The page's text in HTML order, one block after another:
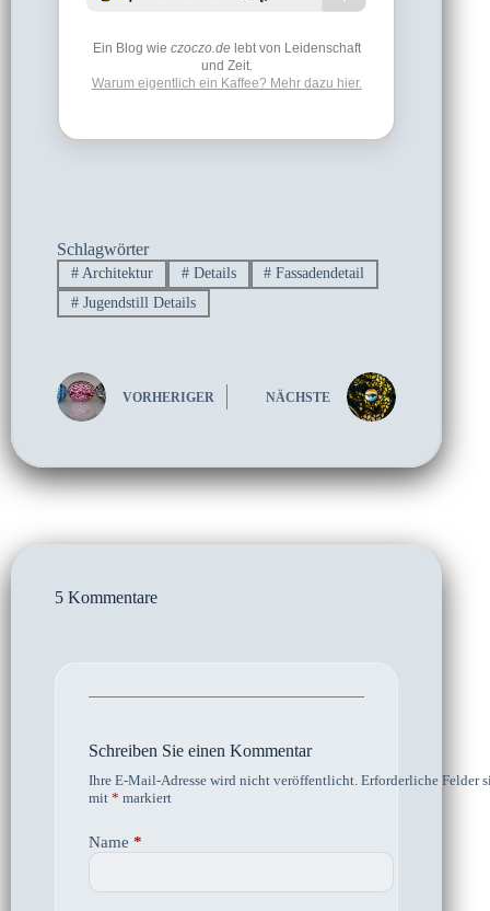
Ein Blog wie czoczo.delebt von Leidenschaft
und Zeit.
Warum eigentlich ein Kaffee? Mehr dazu hier.
Schlagwörter
#Architektur #Details # Fassadendetail
#Jugendstill Details
VORHERIGER NÄCHSTE
5 Kommentare
Schreiben Sie einen Kommentar
Ihre E-Mail-Adresse wird nicht veröffentlicht. Erforderliche Felder
mit * markiert
Name *